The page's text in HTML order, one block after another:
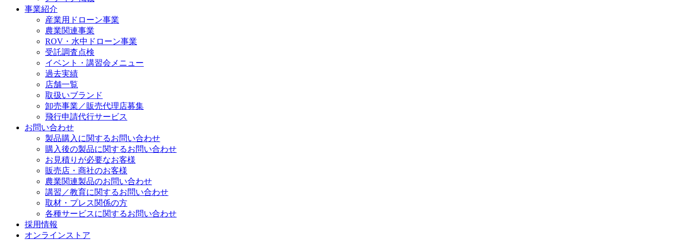
事業紹介
産業用ドローン事業
農業関連事業
ROV・水中ドローン事業
受託調査点検
イベント・講習会メニュー
過去実績
店舗一覧
取扱いブランド
卸売事業／販売代理店募集
飛行申請代行サービス
お問い合わせ
製品購入に関するお問い合わせ
購入後の製品に関するお問い合わせ
お見積りが必要なお客様
販売店・商社のお客様
農業関連製品のお問い合わせ
講習／教育に関するお問い合わせ
取材・プレス関係の方
各種サービスに関するお問い合わせ
採用情報
オンラインストア